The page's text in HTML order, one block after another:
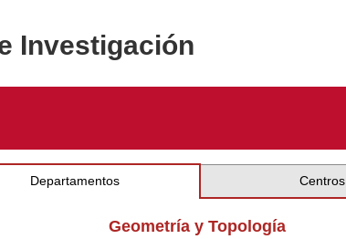
Investigación
Departamentos Centros
Geometría y Topología